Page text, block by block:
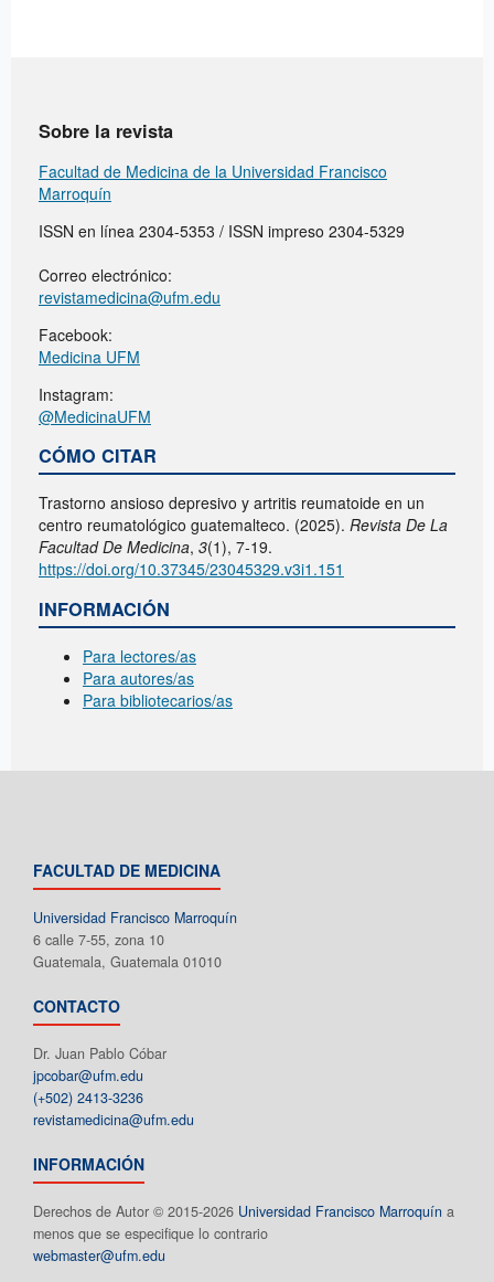
Sobre la revista
Facultad de Medicina de la Universidad Francisco
Marroquín
ISSN en línea 2304-5353 / ISSN impreso 2304-5329
Correo electrónico:
revistamedicina@ufm.edu
Facebook:
Medicina UFM
Instagram:
@MedicinaUFM
CÓMO CITAR
Trastorno ansioso depresivo y artritis reumatoide en un
centro reumatológico guatemalteco. (2025). Revista De La
Facultad De Medicina, 3(1), 7-19.
https://doi.org/10.37345/23045329.v3i1.151
INFORMACIÓN
Para lectores/as
Para autores/as
Para bibliotecarios/as
FACULTAD DE MEDICINA
Universidad Francisco Marroquín
6 calle 7-55, zona 10
Guatemala, Guatemala 01010
CONTACTO
Dr. Juan Pablo Cóbar
jpcobar@ufm.edu
(+502) 2413-3236
revistamedicina@ufm.edu
INFORMACIÓN
Derechos de Autor © 2015-2026 Universidad Francisco Marroquína
menos que se especifique lo contrario
webmaster@ufm.edu